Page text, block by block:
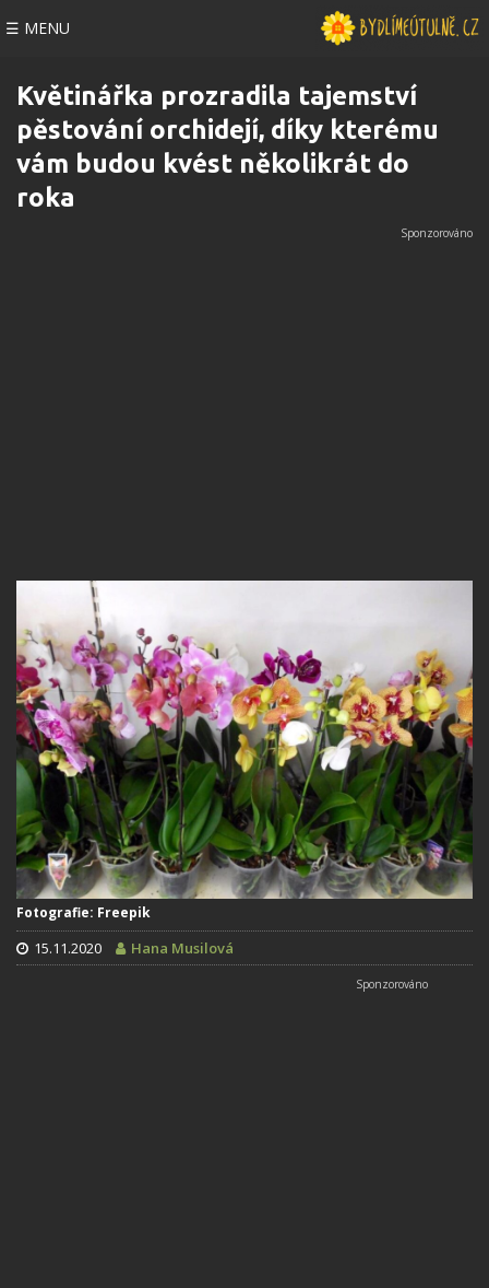
☰ MENU
Květinářka prozradila tajemství
pěstování orchidejí, díky kterému
vám budou kvést několikrát do
roka
Fotografie: Freepik
15.11.2020 Hana Musilová